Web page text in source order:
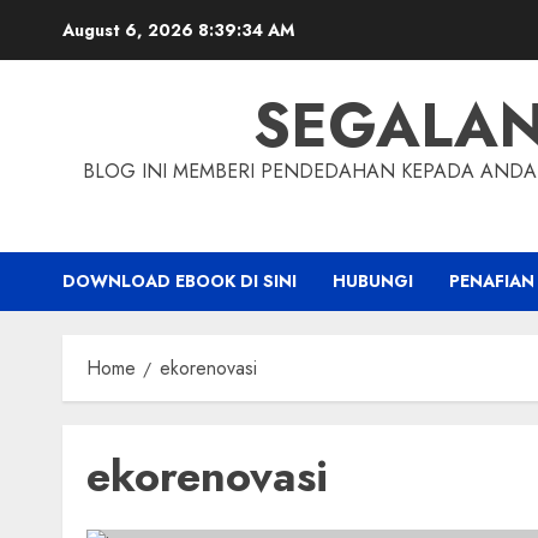
August 6, 2026 8:39:34 AM
BLOG INI MEMBERI PENDEDAHAN KEPADA
DOWNLOAD EBOOK DI SINI HUBUNGI PENAFIAN
Home ekorenovasi
ekorenovasi